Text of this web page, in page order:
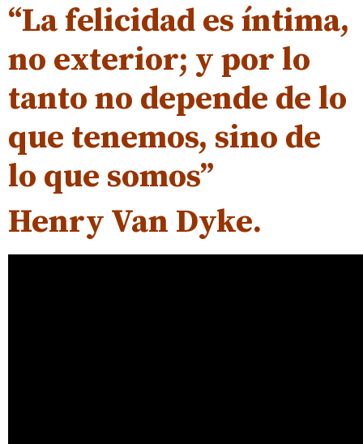
“La felicidad es íntima,
no exterior; y por lo
tanto no depende de lo
que tenemos, sino de
lo que somos”
Henry Van Dyke.